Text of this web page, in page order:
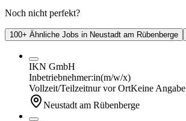
Noch nicht perfekt?
100+ Ähnliche Jobs in Neustadt am Rübenberge
IKN GmbH
Inbetriebnehmer:in(m/w/x)
Vollzeit/Teilzeitnur vor OrtKeine Angabe
Neustadt am Rübenberge